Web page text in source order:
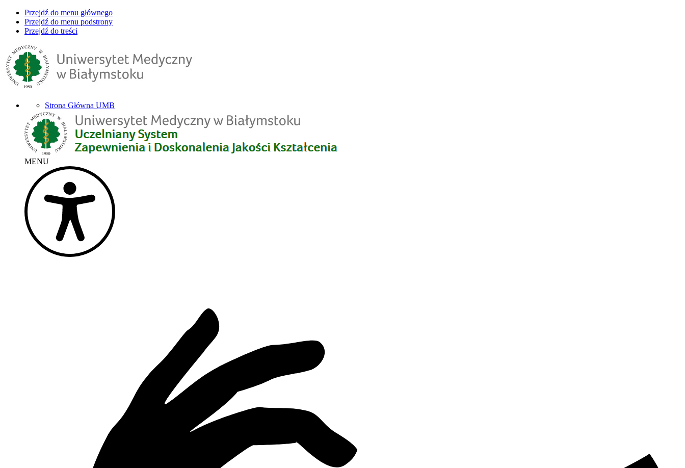
Przejdź do menu głównego
Przejdź do menu podstrony
Przejdź do treści
Strona Główna UMB
MENU